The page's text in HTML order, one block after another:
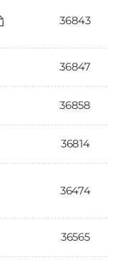
36843
36847
36858
36814
36474
36565